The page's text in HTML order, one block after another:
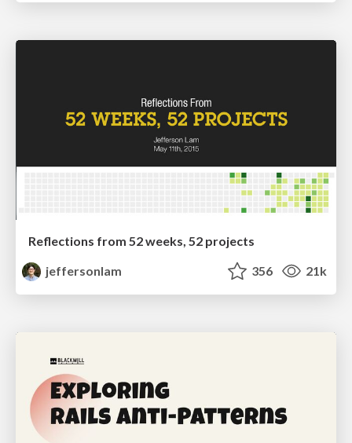
Reflections from 52 weeks, 52 projects
jeffersonlam
356 21k